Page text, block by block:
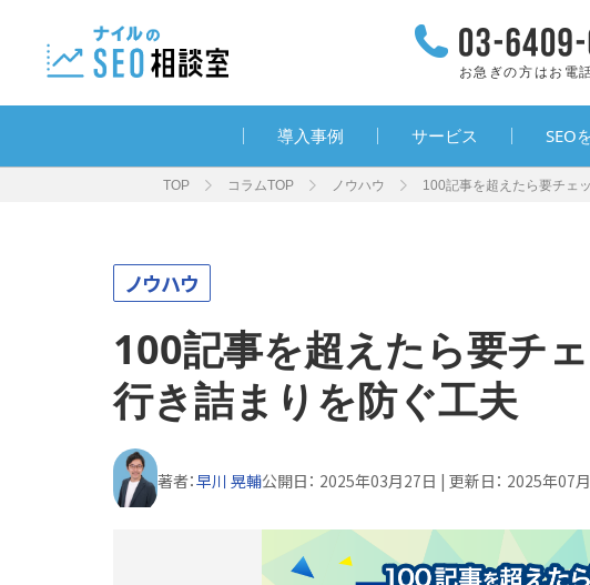
お急ぎの方はお電
導入事例 サービス SEO
TOP コラムTOP ノウハウ 100記事を超えたら要チェ
ノウハウ
100記事を超えたら要チ
行き詰まりを防ぐ工夫
著者：早川 晃輔公開日： 2025年03月27日 | 更新日： 2025年07